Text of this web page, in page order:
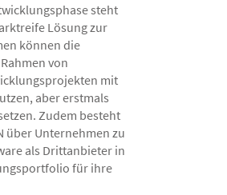
steht
Lösung zur
können die
von
mit
aber erstmals
Zudem besteht
über Unternehmen zu
als Drittanbieter in
für ihre